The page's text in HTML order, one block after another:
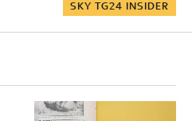
SKY TG24 INSIDER